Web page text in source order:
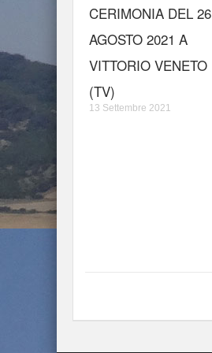
CERIMONIA DEL 26
AGOSTO 2021 A
VITTORIO VENETO
(TV)
13 Settembre 2021